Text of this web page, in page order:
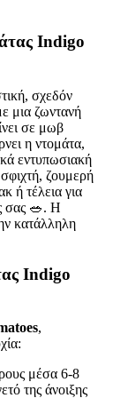
Indigo
σχεδόν
μια ζωντανή
σε μωβ
η ντομάτα,
εντυπωσιακή
ζουμερή
ή τέλεια για
σας 🥗. Η
κατάλληλη
Indigo
,
μέσα 6-8
της άνοιξης